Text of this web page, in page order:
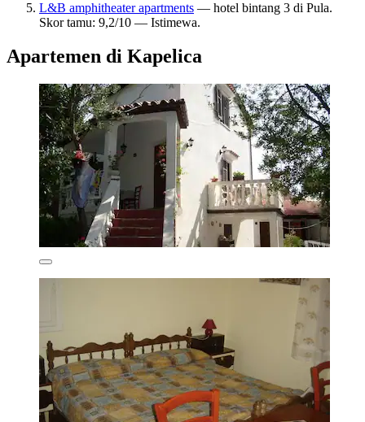
L&B amphitheater apartments — hotel bintang 3 di Pula.
Skor tamu: 9,2/10 — Istimewa.
Apartemen di Kapelica